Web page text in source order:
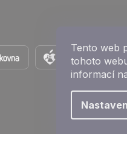
Tento web
tohoto
informací